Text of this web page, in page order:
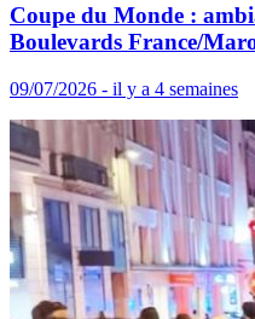
Coupe du Monde :
Boulevards France/
09/07/2026 - il y a 4 semaines